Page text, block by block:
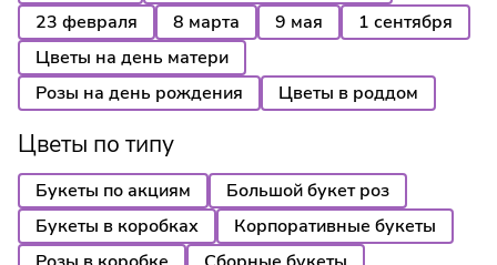
23 февраля
8 марта 9 мая
1 сентября
Цветы на день матери
Розы на день рождения
Цветы в роддом
Цветы по типу
Букеты по акциям
Большой букет роз
Букеты в коробках
Корпоративные букеты